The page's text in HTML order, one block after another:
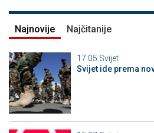
Najnovije Najčitanije
17:05 Svijet
Svijet ide prema